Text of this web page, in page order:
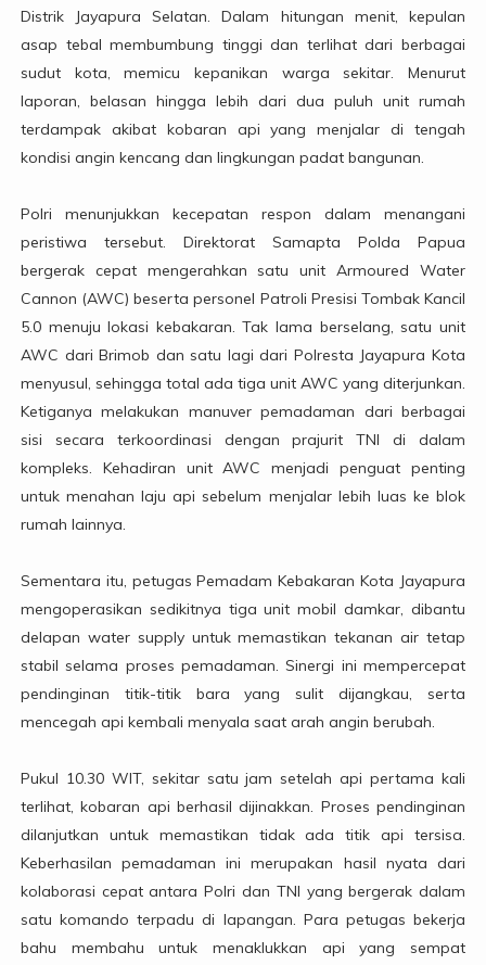
Distrik Jayapura Selatan. Dalam hitungan menit, kepulan
asap tebal membumbung tinggi dan terlihat dari berbagai
sudut kota, memicu kepanikan warga sekitar. Menurut
laporan, belasan hingga lebih dari dua puluh unit rumah
terdampak akibat kobaran api yang menjalar di tengah
kondisi angin kencang dan lingkungan padat bangunan.
Polri menunjukkan kecepatan respon dalam menangani
peristiwa tersebut. Direktorat Samapta Polda Papua
bergerak cepat mengerahkan satu unit Armoured Water
Cannon (AWC) beserta personel Patroli Presisi Tombak Kancil
5.0 menuju lokasi kebakaran. Tak lama berselang, satu unit
AWC dari Brimob dan satu lagi dari Polresta Jayapura Kota
menyusul, sehingga total ada tiga unit AWC yang diterjunkan.
Ketiganya melakukan manuver pemadaman dari berbagai
sisi secara terkoordinasi dengan prajurit TNI di dalam
kompleks. Kehadiran unit AWC menjadi penguat penting
untuk menahan laju api sebelum menjalar lebih luas ke blok
rumah lainnya.
Sementara itu, petugas Pemadam Kebakaran Kota Jayapura
mengoperasikan sedikitnya tiga unit mobil damkar, dibantu
delapan water supply untuk memastikan tekanan air tetap
stabil selama proses pemadaman. Sinergi ini mempercepat
pendinginan titik-titik bara yang sulit dijangkau, serta
mencegah api kembali menyala saat arah angin berubah.
Pukul 10.30 WIT, sekitar satu jam setelah api pertama kali
terlihat, kobaran api berhasil dijinakkan. Proses pendinginan
dilanjutkan untuk memastikan tidak ada titik api tersisa.
Keberhasilan pemadaman ini merupakan hasil nyata dari
kolaborasi cepat antara Polri dan TNI yang bergerak dalam
satu komando terpadu di lapangan. Para petugas bekerja
bahu membahu untuk menaklukkan api yang sempat